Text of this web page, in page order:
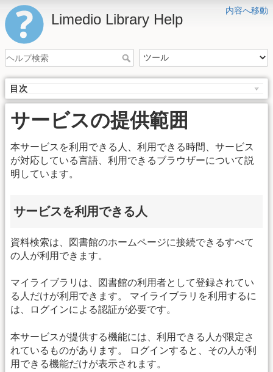
内容へ移動
Limedio Library Help
目次
サービスの提供範囲
本サービスを利用できる人、利用できる時間、サービス
が対応している言語、利用できるブラウザーについて説
明しています。
サービスを利用できる人
資料検索は、図書館のホームページに接続できるすべて
の人が利用できます。
マイライブラリは、図書館の利用者として登録されてい
る人だけが利用できます。 マイライブラリを利用するに
は、ログインによる認証が必要です。
本サービスが提供する機能には、利用できる人が限定さ
れているものがあります。 ログインすると、その人が利
用できる機能だけが表示されます。